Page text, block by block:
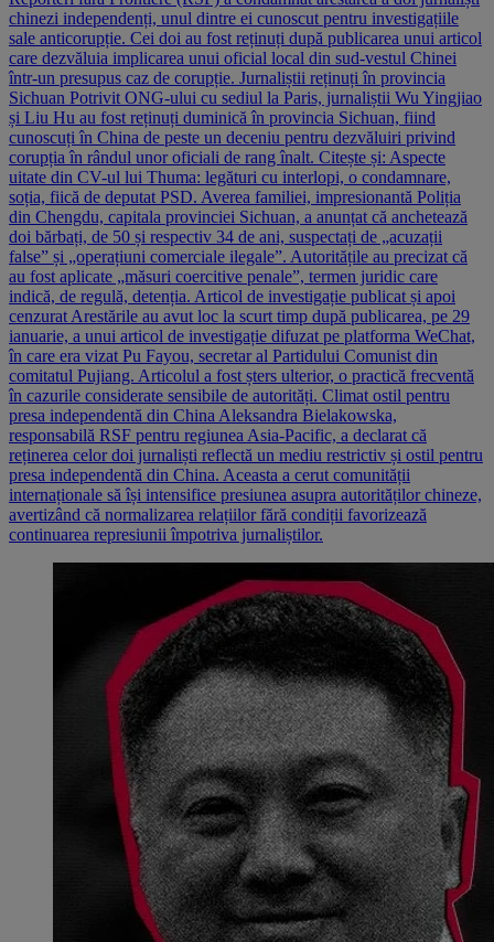
chinezi independenți, unul dintre ei cunoscut pentru investigațiile
sale anticorupție. Cei doi au fost reținuți după publicarea unui articol
care dezvăluia implicarea unui oficial local din sud-vestul Chinei
într-un presupus caz de corupție. Jurnaliștii reținuți în provincia
Sichuan Potrivit ONG-ului cu sediul la Paris, jurnaliștii Wu Yingjiao
și Liu Hu au fost reținuți duminică în provincia Sichuan, fiind
cunoscuți în China de peste un deceniu pentru dezvăluiri privind
corupția în rândul unor oficiali de rang înalt. Citește și: Aspecte
uitate din CV-ul lui Thuma: legături cu interlopi, o condamnare,
soția, fiică de deputat PSD. Averea familiei, impresionantă Poliția
din Chengdu, capitala provinciei Sichuan, a anunțat că anchetează
doi bărbați, de 50 și respectiv 34 de ani, suspectați de „acuzații
false” și „operațiuni comerciale ilegale”. Autoritățile au precizat că
au fost aplicate „măsuri coercitive penale”, termen juridic care
indică, de regulă, detenția. Articol de investigație publicat și apoi
cenzurat Arestările au avut loc la scurt timp după publicarea, pe 29
ianuarie, a unui articol de investigație difuzat pe platforma WeChat,
în care era vizat Pu Fayou, secretar al Partidului Comunist din
comitatul Pujiang. Articolul a fost șters ulterior, o practică frecventă
în cazurile considerate sensibile de autorități. Climat ostil pentru
presa independentă din China Aleksandra Bielakowska,
responsabilă RSF pentru regiunea Asia-Pacific, a declarat că
reținerea celor doi jurnaliști reflectă un mediu restrictiv și ostil pentru
presa independentă din China. Aceasta a cerut comunității
internaționale să își intensifice presiunea asupra autorităților chineze,
avertizând că normalizarea relațiilor fără condiții favorizează
continuarea represiunii împotriva jurnaliștilor.